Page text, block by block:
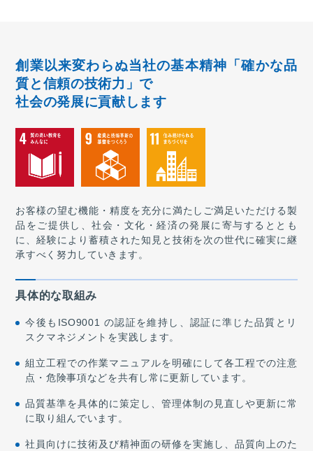
創業以来変わらぬ当社の基本精神「確かな品
質と信頼の技術力」で
社会の発展に貢献します
お客様の望む機能・精度を充分に満たしご満足いただける製
品をご提供し、社会・文化・経済の発展に寄与するととも
に、経験により蓄積された知見と技術を次の世代に確実に継
承すべく努力していきます。
具体的な取組み
今後もISO9001 の認証を維持し、認証に準じた品質とリ
スクマネジメントを実践します。
組立工程での作業マニュアルを明確にして各工程での注意
点・危険事項などを共有し常に更新しています。
品質基準を具体的に策定し、管理体制の見直しや更新に常
に取り組んでいます。
社員向けに技術及び精神面の研修を実施し、品質向上のた